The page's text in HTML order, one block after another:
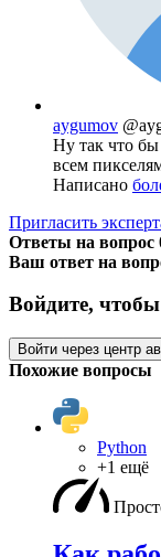
aygumov
Ну так что бы
всем
Написано
Пригласить
Ответы на вопрос
Ваш ответ на
Войдите, чтобы
Войти через центр
Похожие вопросы
Python
+1 ещё